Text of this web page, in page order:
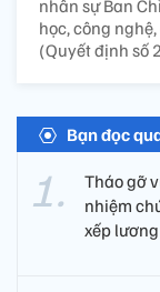
nhân sự Ban
học, công
(Quyết định số
Bạn đọc
Tháo gỡ
nhiệm
xếp